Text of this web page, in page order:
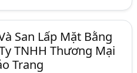
San Lấp Mặt Bằng
TNHH Thương Mại
Trang